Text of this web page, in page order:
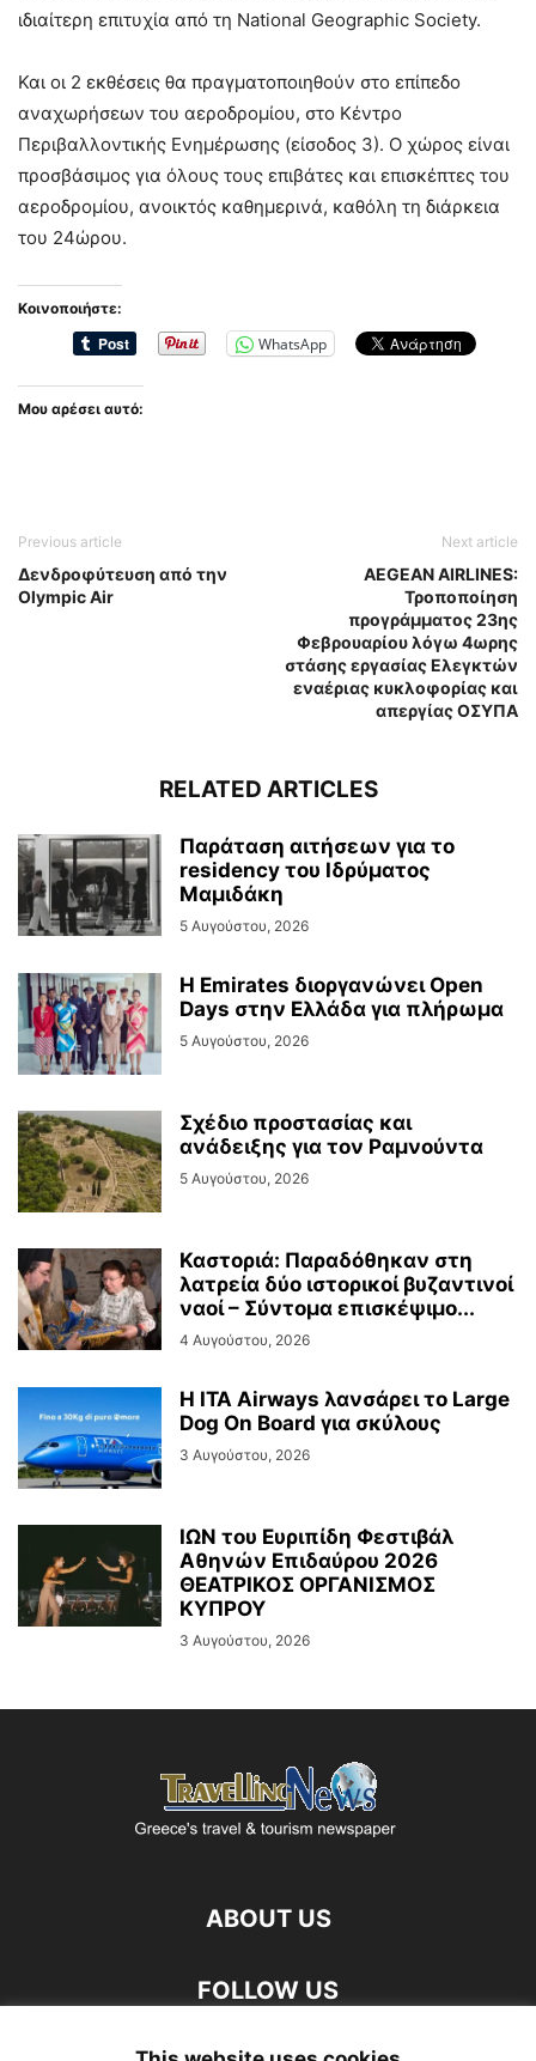
ιδιαίτερη επιτυχία από τη National Geographic Society.
Και οι 2 εκθέσεις θα πραγματοποιηθούν στο επίπεδο
αναχωρήσεων του αεροδρομίου, στο Κέντρο
Περιβαλλοντικής Ενημέρωσης (είσοδος 3). Ο χώρος είναι
προσβάσιμος για όλους τους επιβάτες και επισκέπτες του
αεροδρομίου, ανοικτός καθημερινά, καθόλη τη διάρκεια
του 24ώρου.
Κοινοποιήστε:
WhatsApp
Μου αρέσει αυτό:
Previous article
Δενδροφύτευση από την
Olympic Air
Next article
AEGEAN AIRLINES:
Τροποποίηση
προγράμματος 23ης
Φεβρουαρίου λόγω 4ωρης
στάσης εργασίας Ελεγκτών
εναέριας κυκλοφορίας και
απεργίας ΟΣΥΠΑ
RELATED ARTICLES
Παράταση αιτήσεων για το
residency του Ιδρύματος
Μαμιδάκη
5 Αυγούστου, 2026
Η Emirates διοργανώνει Open
Days στην Ελλάδα για πλήρωμα
5 Αυγούστου, 2026
Σχέδιο προστασίας και
ανάδειξης για τον Ραμνούντα
5 Αυγούστου, 2026
Καστοριά: Παραδόθηκαν στη
λατρεία δύο ιστορικοί βυζαντινοί
ναοί – Σύντομα επισκέψιμο...
4 Αυγούστου, 2026
Η ITA Airways λανσάρει το Large
Dog On Board για σκύλους
3 Αυγούστου, 2026
ΙΩΝ του Ευριπίδη Φεστιβάλ
Αθηνών Επιδαύρου 2026
ΘΕΑΤΡΙΚΟΣ ΟΡΓΑΝΙΣΜΟΣ
ΚΥΠΡΟΥ
3 Αυγούστου, 2026
ABOUT US
FOLLOW US